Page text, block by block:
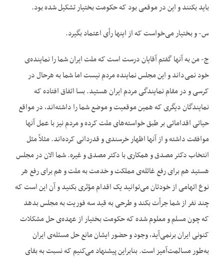
باید بکنند و این در موقعی بود که حکومت بختیار تشکیل شده بود.
س- و بختیار می‌خواست که از اینها رأی اعتماد بگیرد.
ج- من به آنها گفتم آقایان درست است که ملت ایران شما را نماینده‌‌ی
خود نمی‌‌داند و این مجلس نماینده مردم نیست اما شما به هرحال در
کرسی و در مقام نمایندگی مردم ایران هستید. بسا اتفاق افتاده که
نمایندگان دیگری که همین موقعیت و موضع شما را داشته‌‌اند، در مواقع
حیاتی اقداماتی بر طبق خواسته‌‌های ملت کرده و مردم نیز با عمل آنها
موافقت داشته و از آنها اظهار خرسندی و قدردانی کرده‌‌اند. مثلاً مثل
انتخاب دکتر مصدق و همکاری با دکتر مصدق و غیره. شما الان در مجلس
هستید هم برای رفع غائله‌‌ی مملکت و خدمت به ملت و هم برای رفع هر
نوع اتهامی از خودتان می‌‌توانید یک اقدام مؤثری بکنید و آن این است که
چند نفر از شما جرأت بکند و طرحی به قید سه فوریت به مجلس بدهد
که چون مسلم و معلوم شده که حکومت بختیار از عهده‌‌ی حل مشکلات
کنونی ایران برنمی‌‌آید، وجود و حضور ایشان مانع حل مسئله‌‌ی ایران
به‌‌طور مسالمت‌‌آمیز است. بنابراین پیشنهاد می‌‌کنیم که نسبت به بقای